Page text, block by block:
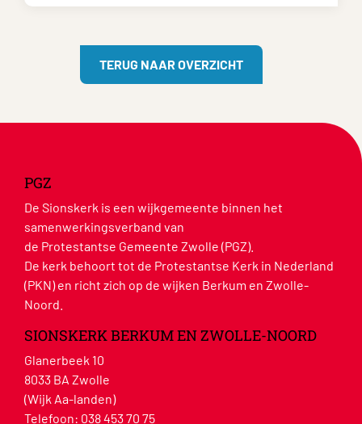
TERUG NAAR OVERZICHT
PGZ
De Sionskerk is een wijkgemeente binnen het
samenwerkingsverband van
de Protestantse Gemeente Zwolle (PGZ).
De kerk behoort tot de Protestantse Kerk in Nederland
(PKN) en richt zich op de wijken Berkum en Zwolle-
Noord.
SIONSKERK BERKUM EN ZWOLLE-NOORD
Glanerbeek 10
8033 BA Zwolle
(Wijk Aa-landen)
Telefoon: 038 453 70 75